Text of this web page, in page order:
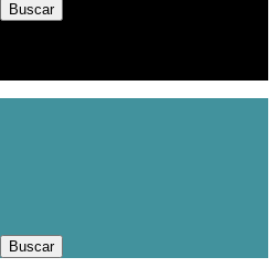
Buscar
Buscar